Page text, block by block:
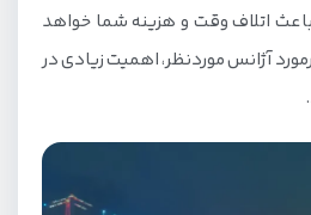
باعث اتلاف وقت و هزینه شما خواهد
آژانس موردنظر، اهمیت زیادی در